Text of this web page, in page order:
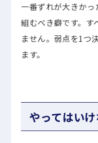
一番ずれが大きか
組むべき癖です。す
ません。弱点を1つ
ます。
やってはい